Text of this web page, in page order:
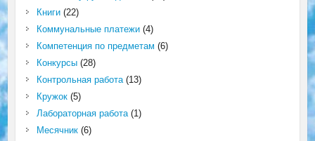
Книги(22)
Коммунальные платежи(4)
Компетенция по предметам (6)
Конкурсы(28)
Контрольная работа(13)
Кружок(5)
Лабораторная работа(1)
Месячник(6)